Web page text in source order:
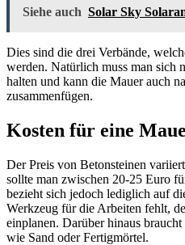
Siehe auch Solar Sky
Dies sind die drei Verbände,
werden. Natürlich muss man sich
halten und kann die Mauer auch
zusammenfügen.
Kosten für eine
Der Preis von Betonsteinen
sollte man zwischen 20-25 Euro
bezieht sich jedoch lediglich auf
Werkzeug für die Arbeiten fehlt,
einplanen. Darüber hinaus
wie Sand oder Fertigmörtel.